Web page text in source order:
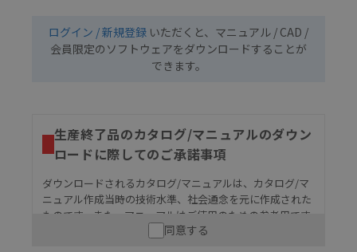
ログイン / 新規登録 いただくと、マニュアル / CAD /
会員限定のソフトウェアをダウンロードすることが
できます。
生産終了品のカタログ/マニュアルのダウン
ロードに際してのご承諾事項
ダウンロードされるカタログ/マニュアルは、カタログ/マ
ニュアル作成当時の技術水準、社会通念を元に作成された
ものです。また、マニュアルはご使用のための参考用です
ので、ご使用にあたっての安全性については十分にご配慮
同意する